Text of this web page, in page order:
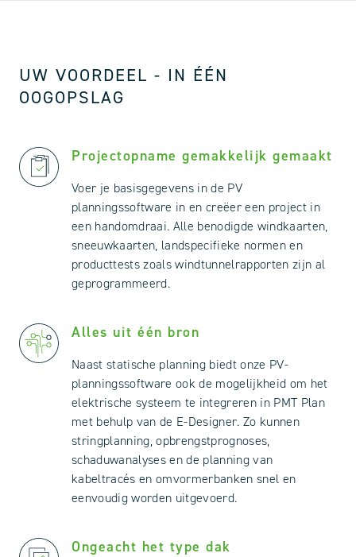
UW VOORDEEL - IN ÉÉN
OOGOPSLAG
Projectopname gemakkelijk gemaakt
Voer je basisgegevens in de PV
planningssoftware in en creëer een project in
een handomdraai. Alle benodigde windkaarten,
sneeuwkaarten, landspecifieke normen en
producttests zoals windtunnelrapporten zijn al
geprogrammeerd.
Alles uit één bron
Naast statische planning biedt onze PV-
planningssoftware ook de mogelijkheid om het
elektrische systeem te integreren in PMT Plan
met behulp van de E-Designer. Zo kunnen
stringplanning, opbrengstprognoses,
schaduwanalyses en de planning van
kabeltracés en omvormerbanken snel en
eenvoudig worden uitgevoerd.
Ongeacht het type dak